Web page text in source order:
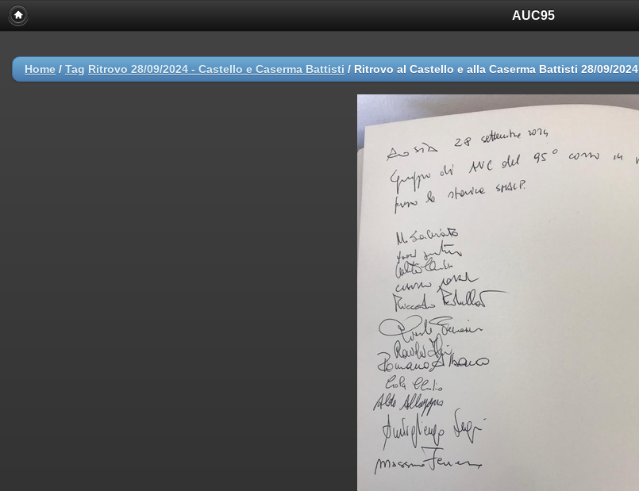
AUC95
Home / Tag Ritrovo 28/09/2024 - Castello e Caserma Battisti / Ritrovo al Castello e alla Caserma Battisti 28/09/2024